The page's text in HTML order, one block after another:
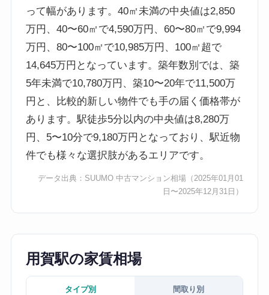
って幅があります。40㎡未満の中央値は2,850
万円、40〜60㎡で4,590万円、60〜80㎡で9,994
万円、80〜100㎡で10,985万円、100㎡超で
14,645万円となっています。築年数別では、築
5年未満で10,780万円、築10〜20年で11,500万
円と、比較的新しい物件でも手の届く価格帯が
あります。駅徒歩5分以内の中央値は8,280万
円、5〜10分で9,180万円となっており、駅近物
件でも様々な選択肢があるエリアです。
データ出典： SUUMO 中古マンション相場 （2025年01月01
日〜2025年12月31日）
用賀駅の家賃相場
タイプ別 間取り別